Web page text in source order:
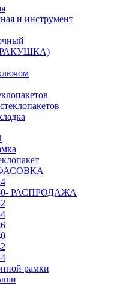
и инструмент
(РАКУШКА)
ФАСОВКА
РАСПРОДАЖА
рамки